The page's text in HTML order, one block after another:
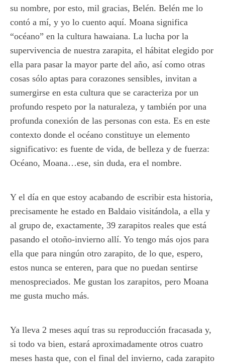
su nombre, por esto, mil gracias, Belén. Belén me lo
contó a mí, y yo lo cuento aquí. Moana significa
“océano” en la cultura hawaiana. La lucha por la
supervivencia de nuestra zarapita, el hábitat elegido por
ella para pasar la mayor parte del año, así como otras
cosas sólo aptas para corazones sensibles, invitan a
sumergirse en esta cultura que se caracteriza por un
profundo respeto por la naturaleza, y también por una
profunda conexión de las personas con esta. Es en este
contexto donde el océano constituye un elemento
significativo: es fuente de vida, de belleza y de fuerza:
Océano, Moana…ese, sin duda, era el nombre.
Y el día en que estoy acabando de escribir esta historia,
precisamente he estado en Baldaio visitándola, a ella y
al grupo de, exactamente, 39 zarapitos reales que está
pasando el otoño-invierno allí. Yo tengo más ojos para
ella que para ningún otro zarapito, de lo que, espero,
estos nunca se enteren, para que no puedan sentirse
menospreciados. Me gustan los zarapitos, pero Moana
me gusta mucho más.
Ya lleva 2 meses aquí tras su reproducción fracasada y,
si todo va bien, estará aproximadamente otros cuatro
meses hasta que, con el final del invierno, cada zarapito